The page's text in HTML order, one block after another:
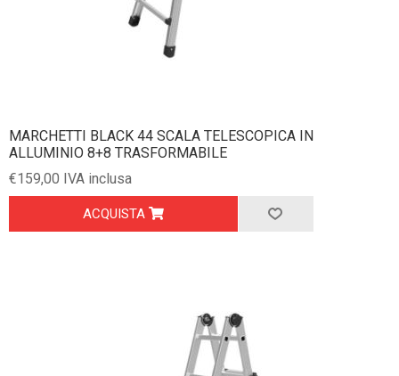
MARCHETTI BLACK 44 SCALA TELESCOPICA IN
ALLUMINIO 8+8 TRASFORMABILE
€159,00 IVA inclusa
ACQUISTA